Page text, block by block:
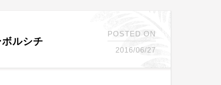
ルシチ
POSTED ON
2016/06/27